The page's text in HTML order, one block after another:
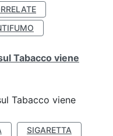
Tabacco viene
Tabacco viene
SIGARETTA